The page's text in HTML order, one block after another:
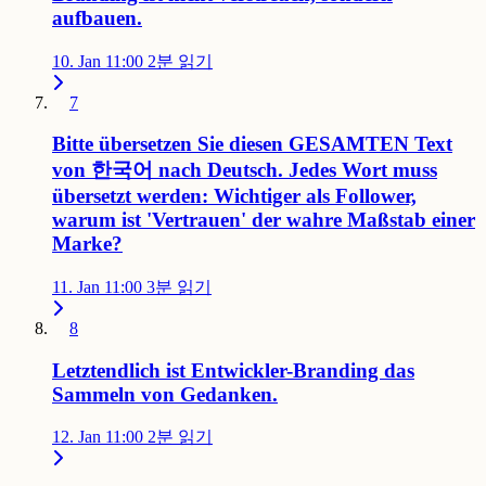
aufbauen.
10. Jan 11:00 2분 읽기
7
Bitte übersetzen Sie diesen GESAMTEN Text
von 한국어 nach Deutsch. Jedes Wort muss
übersetzt werden: Wichtiger als Follower,
warum ist 'Vertrauen' der wahre Maßstab einer
Marke?
11. Jan 11:00 3분 읽기
8
Letztendlich ist Entwickler-Branding das
Sammeln von Gedanken.
12. Jan 11:00 2분 읽기